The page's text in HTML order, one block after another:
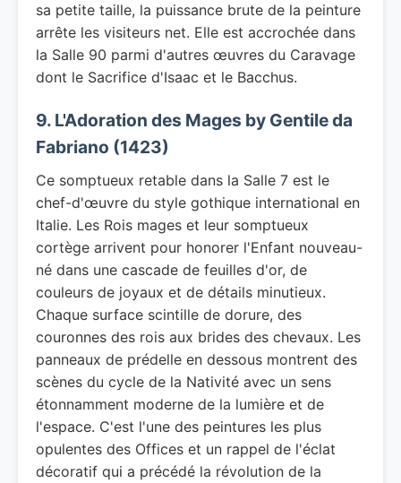
sa petite taille, la puissance brute de la peinture
arrête les visiteurs net. Elle est accrochée dans
la Salle 90 parmi d'autres œuvres du Caravage
dont le Sacrifice d'Isaac et le Bacchus.
9. L'Adoration des Mages by Gentile da
Fabriano (1423)
Ce somptueux retable dans la Salle 7 est le
chef-d'œuvre du style gothique international en
Italie. Les Rois mages et leur somptueux
cortège arrivent pour honorer l'Enfant nouveau-
né dans une cascade de feuilles d'or, de
couleurs de joyaux et de détails minutieux.
Chaque surface scintille de dorure, des
couronnes des rois aux brides des chevaux. Les
panneaux de prédelle en dessous montrent des
scènes du cycle de la Nativité avec un sens
étonnamment moderne de la lumière et de
l'espace. C'est l'une des peintures les plus
opulentes des Offices et un rappel de l'éclat
décoratif qui a précédé la révolution de la